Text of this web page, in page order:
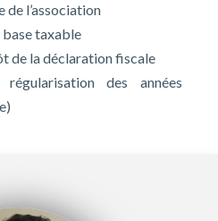
de l’association
base taxable
de la déclaration fiscale
des années